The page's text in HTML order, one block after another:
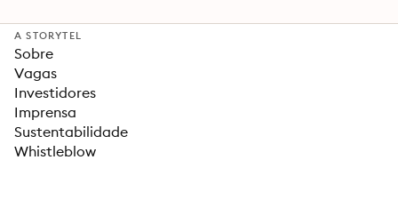
A STORYTEL
Sobre
Vagas
Investidores
Imprensa
Sustentabilidade
Whistleblow